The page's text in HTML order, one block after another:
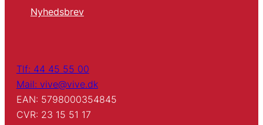
Nyhedsbrev
Tlf: 44 45 55 00
Mail: vive@vive.dk
EAN: 5798000354845
CVR: 23 15 51 17